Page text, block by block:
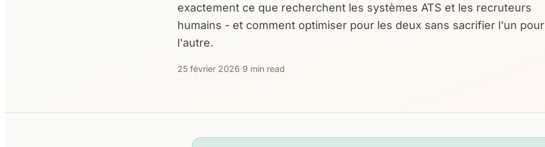
exactement ce que recherchent les systèmes ATS et les recruteurs
humains - et comment optimiser pour les deux sans sacrifier l'un pour
l'autre.
25 février 2026·9 min read